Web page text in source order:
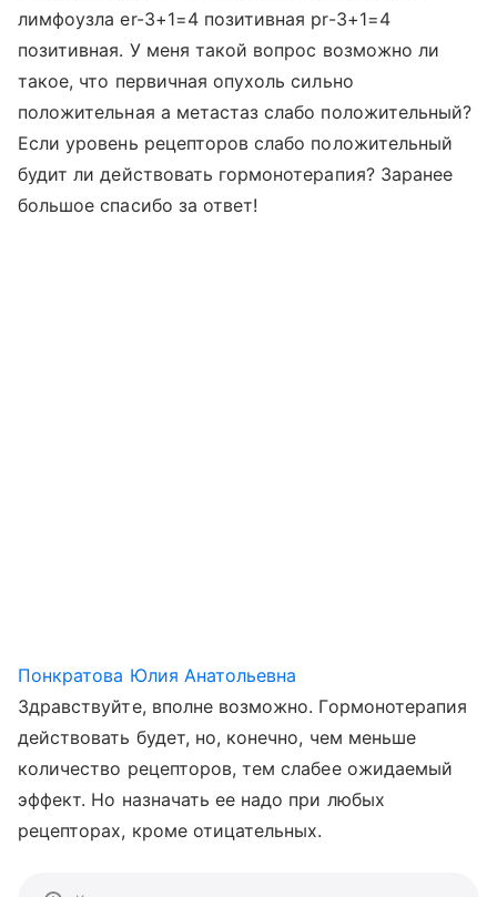
лимфоузла er-3+1=4 позитивная pr-3+1=4
позитивная. У меня такой вопрос возможно ли
такое, что первичная опухоль сильно
положительная а метастаз слабо положительный?
Если уровень рецепторов слабо положительный
будит ли действовать гормонотерапия? Заранее
большое спасибо за ответ!
Понкратова Юлия Анатольевна
Здравствуйте, вполне возможно. Гормонотерапия
действовать будет, но, конечно, чем меньше
количество рецепторов, тем слабее ожидаемый
эффект. Но назначать ее надо при любых
рецепторах, кроме отицательных.